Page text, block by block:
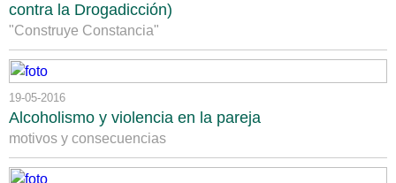
contra la Drogadicción)
"Construye Constancia"
19-05-2016
Alcoholismo y violencia en la pareja
motivos y consecuencias